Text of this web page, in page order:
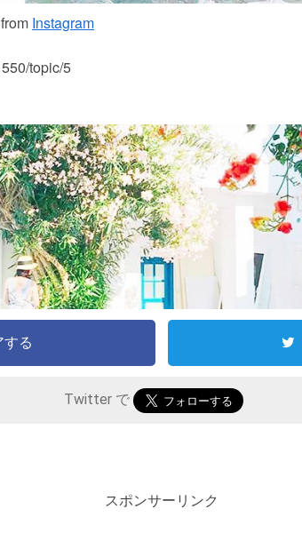
Instagram
topic/5
する
Twitter で
スポンサーリンク